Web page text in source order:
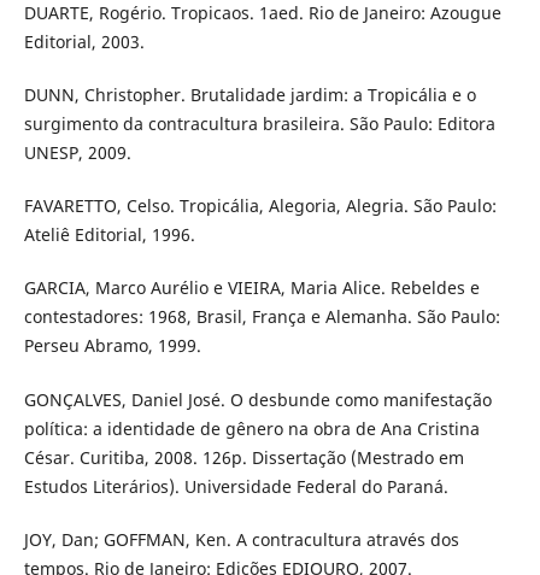
DUARTE, Rogério. Tropicaos. 1aed. Rio de Janeiro: Azougue
Editorial, 2003.
DUNN, Christopher. Brutalidade jardim: a Tropicália e o
surgimento da contracultura brasileira. São Paulo: Editora
UNESP, 2009.
FAVARETTO, Celso. Tropicália, Alegoria, Alegria. São Paulo:
Ateliê Editorial, 1996.
GARCIA, Marco Aurélio e VIEIRA, Maria Alice. Rebeldes e
contestadores: 1968, Brasil, França e Alemanha. São Paulo:
Perseu Abramo, 1999.
GONÇALVES, Daniel José. O desbunde como manifestação
política: a identidade de gênero na obra de Ana Cristina
César. Curitiba, 2008. 126p. Dissertação (Mestrado em
Estudos Literários). Universidade Federal do Paraná.
JOY, Dan; GOFFMAN, Ken. A contracultura através dos
tempos. Rio de Janeiro: Edições EDIOURO, 2007.